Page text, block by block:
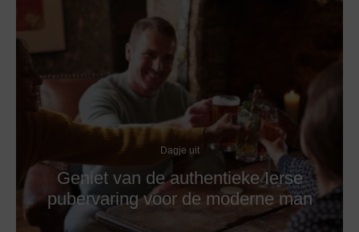
Dagje uit
Geniet van de authentieke Ierse
pubervaring voor de moderne man